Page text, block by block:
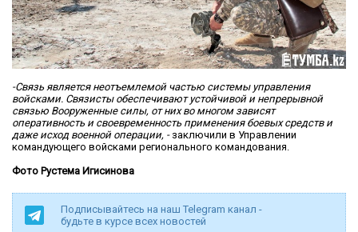
-Связь является неотъемлемой частью системы управления
войсками. Связисты обеспечивают устойчивой и непрерывной
связью Вооруженные силы, от них во многом зависят
оперативность и своевременность применения боевых средств и
даже исход военной операции, -заключили в Управлении
командующего войсками регионального командования.
Фото Рустема Игисинова
Подписывайтесь на наш Telegram канал -
будьте в курсе всех новостей